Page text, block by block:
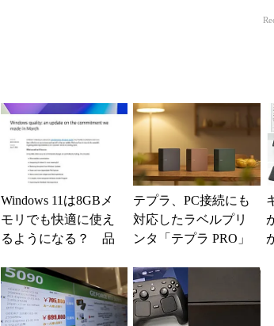
Windows 11は8GBメ
モリでも快適に使え
るようになる？ 品
と「26H2」に...
テプラ、PC接続にも
対応したラベルプリ
ンタ「テプラ PRO」